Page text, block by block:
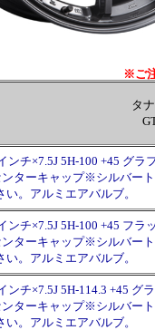
※ご
タ
チ×7.5J 5H-100 +45 グラ
ターキャップ※シルバート
い。アルミエアバルブ。
チ×7.5J 5H-100 +45 フラ
ターキャップ※シルバート
い。アルミエアバルブ。
チ×7.5J 5H-114.3 +45 グ
ターキャップ※シルバート
い。アルミエアバルブ。